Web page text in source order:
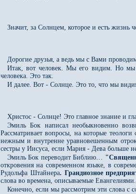
Значит, за Солнцем, которое и есть
Дорогие друзья, а ведь мы с Вами
Итак, вот человек. Мы его видим. Но мы
человека. Это так.
И далее. Вот - Солнце. Это то, что мы
Христос - Солнце! Это главное знание и
Эмиль Бок написал необыкновенно
Рассматривает вопросы, на которые
нежным и внутренне уравновешенным
сестры у Иисуса, если Мария - Дева больше
Эмиль Бок переводит Библию…
откровения на современном языке, в
Рудольфа Штайнера. Грандиозное
слова во времена, описываемые
Конечно, если мы рассмотрим эти слова с